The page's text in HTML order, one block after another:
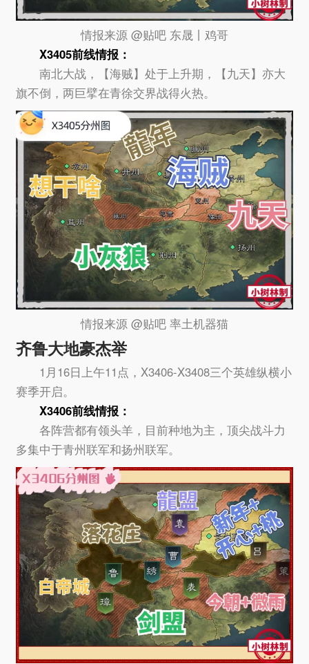
情报来源 @贴吧 东晟丨鸡哥
X3405前线情报：
南北大战，【海贼】处于上升期，【九天】亦大
旗不倒，两巨擘在青徐交界战得火热。
情报来源 @贴吧 率土机器猫
齐鲁大地豪杰举
1月16日上午11点，X3406-X3408三个英雄纵横小
赛季开启。
X3406前线情报：
各阵营都有领头羊，目前种地为主，顶尖战斗力
多集中于青州联军和扬州联军。